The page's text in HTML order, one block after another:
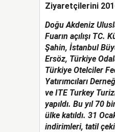
Ziyaretçilerini
Doğu Akdeniz
Fuarın açılışı TC.
Şahin, İstanbul
Ersöz, Türkiye
Türkiye Otelciler
Yatırımcıları
ve ITE Turkey
yapıldı. Bu yıl 70
ülke katıldı. 31
indirimleri, tatil